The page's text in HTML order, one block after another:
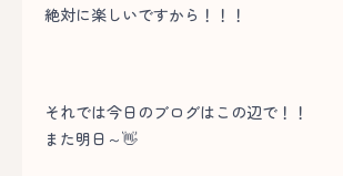
絶対に楽しいですから！！！
それでは今日のブログはこの辺で！！
また明日～👋